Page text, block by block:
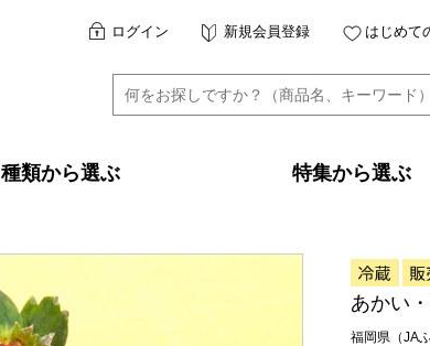
ログイン 新規会員登録 はじめて
種類から選ぶ 特集から選ぶ
あかい
福岡県（JA